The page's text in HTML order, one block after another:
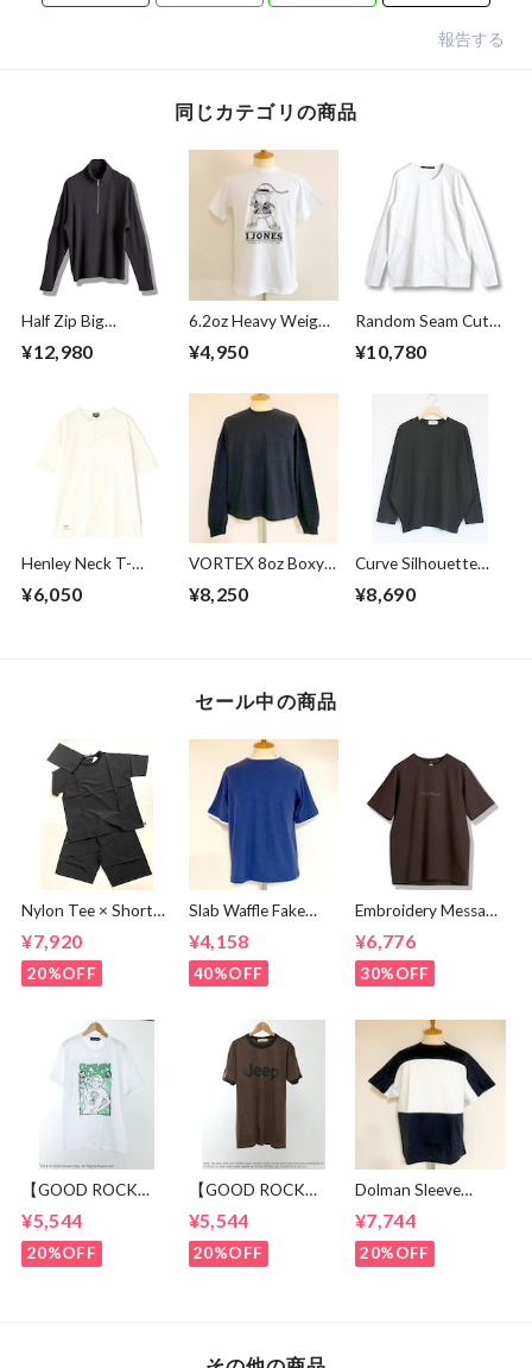
報告する
同じカテゴリの商品
Half Zip Big
Pullover Gray
¥12,980
6.2oz Heavy Weight
T-shirts FRP-0038
¥4,950
Random Seam Cut
Off Crew Neck L/S
T-shirts White
¥10,780
Henley Neck T-
shirts Off White
¥6,050
VORTEX 8oz Boxy
Cropped L/S Tee
with with Glasses
¥8,250
Curve Silhouette
Cut & Sewn Black
¥8,690
セール中の商品
Nylon Tee × Shorts
¥7,920
20%OFF
Slab Waffle Fake
Cut & Sewn Navy
¥4,158
40%OFF
Embroidery Message
shirts Brown
¥6,776
30%OFF
【GOOD ROCK
SPEED】 GREEN
DAY “Kerplunk!”
Front & Back
Graphic T-Shirt
¥5,544
20%OFF
【GOOD ROCK
SPEED】 Jeep®
Classic Logo Graphic
Ringer T-Shirt
Brown
¥5,544
20%OFF
Dolman Sleeve
Switch Cut &
Sewn Black /
White
¥7,744
20%OFF